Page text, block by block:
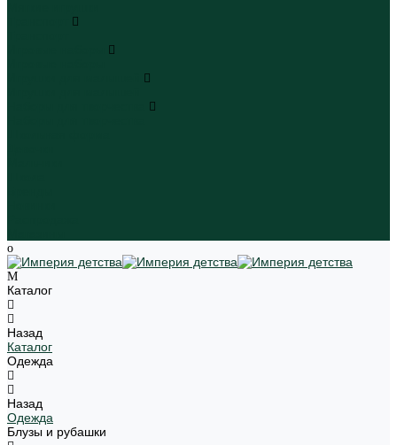
Каталог
Назад
Каталог
Одежда
Назад
Одежда
Блузы и рубашки